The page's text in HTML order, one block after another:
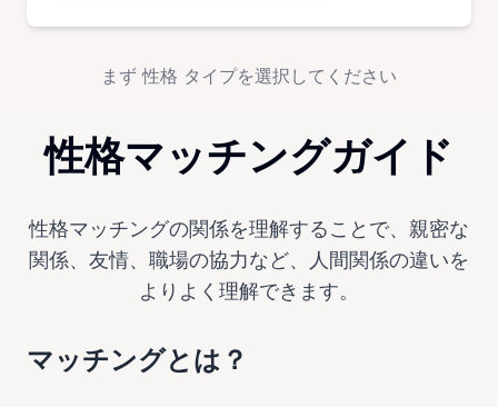
まず 性格 タイプを選択してください
性格マッチングガイド
性格マッチングの関係を理解することで、親密な
関係、友情、職場の協力など、人間関係の違いを
よりよく理解できます。
マッチングとは？